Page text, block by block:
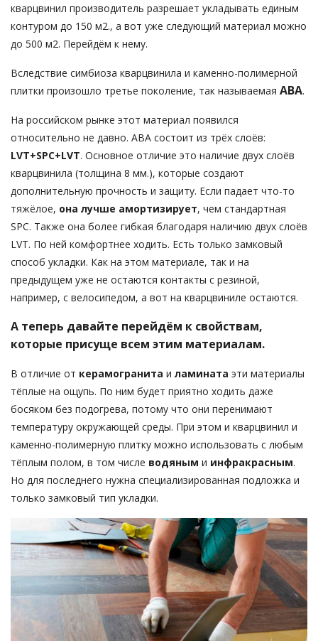
кварцвинил производитель разрешает укладывать единым
контуром до 150 м2., а вот уже следующий материал можно
до 500 м2. Перейдём к нему.
Вследствие симбиоза кварцвинила и каменно-полимерной
плитки произошло третье поколение, так называемая ABA.
На российском рынке этот материал появился
относительно не давно. ABA состоит из трёх слоёв:
LVT+SPC+LVT. Основное отличие это наличие двух слоёв
кварцвинила (толщина 8 мм.), которые создают
дополнительную прочность и защиту. Если падает что-то
тяжёлое, она лучше амортизирует, чем стандартная
SPC. Также она более гибкая благодаря наличию двух слоёв
LVT. По ней комфортнее ходить. Есть только замковый
способ укладки. Как на этом материале, так и на
предыдущем уже не остаются контакты с резиной,
например, с велосипедом, а вот на кварцвиниле остаются.
А теперь давайте перейдём к свойствам,
которые присуще всем этим материалам.
В отличие от керамогранита и ламината эти материалы
тёплые на ощупь. По ним будет приятно ходить даже
босяком без подогрева, потому что они перенимают
температуру окружающей среды. При этом и кварцвинил и
каменно-полимерную плитку можно использовать с любым
тёплым полом, в том числе водяным и инфракрасным.
Но для последнего нужна специализированная подложка и
только замковый тип укладки.